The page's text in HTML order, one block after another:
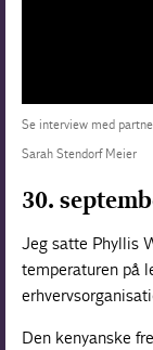
Se interview med
Sarah Stendorf Meier
30.
Jeg satte Phyllis
temperaturen på
Den kenyanske